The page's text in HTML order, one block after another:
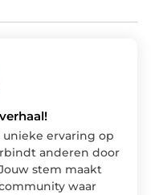
ervaring op
anderen door
stem maakt
waar